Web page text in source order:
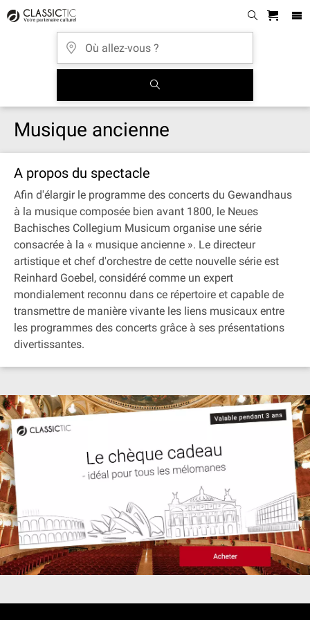
Musique ancienne
A propos du spectacle
Afin d'élargir le programme des concerts du Gewandhaus
à la musique composée bien avant 1800, le Neues
Bachisches Collegium Musicum organise une série
consacrée à la « musique ancienne ». Le directeur
artistique et chef d'orchestre de cette nouvelle série est
Reinhard Goebel, considéré comme un expert
mondialement reconnu dans ce répertoire et capable de
transmettre de manière vivante les liens musicaux entre
les programmes des concerts grâce à ses présentations
divertissantes.